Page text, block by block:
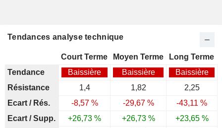
Tendances analyse technique
Court Terme Moyen Terme
Long Terme
Tendance
Baissière Baissière
Baissière
Résistance
1,4 1,82
2,25
Ecart / Rés.
-8,57 % -29,67 %
-43,11 %
Ecart / Supp.
+26,73 % +26,73 %
+23,65 %